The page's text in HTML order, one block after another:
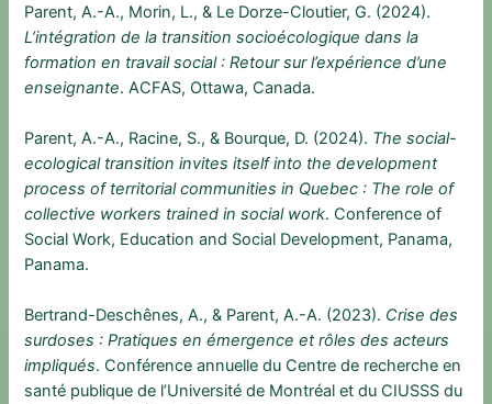
Parent, A.-A., Morin, L., & Le Dorze-Cloutier, G. (2024).
L’intégration de la transition socioécologique dans la
formation en travail social : Retour sur l’expérience d’une
enseignante. ACFAS, Ottawa, Canada.
Parent, A.-A., Racine, S., & Bourque, D. (2024). The social-
ecological transition invites itself into the development
process of territorial communities in Quebec : The role of
collective workers trained in social work. Conference of
Social Work, Education and Social Development, Panama,
Panama.
Bertrand-Deschênes, A., & Parent, A.-A. (2023). Crise des
surdoses : Pratiques en émergence et rôles des acteurs
impliqués. Conférence annuelle du Centre de recherche en
santé publique de l’Université de Montréal et du CIUSSS du